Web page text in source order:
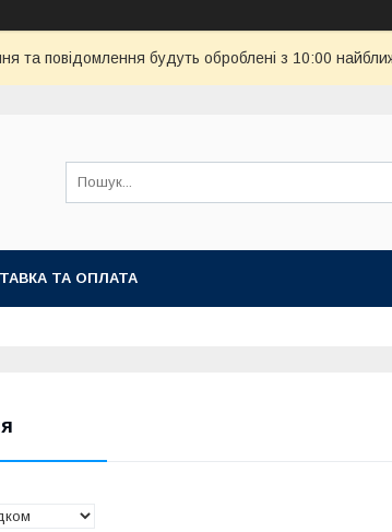
та повідомлення будуть оброблені з 10:00
ТА ОПЛАТА